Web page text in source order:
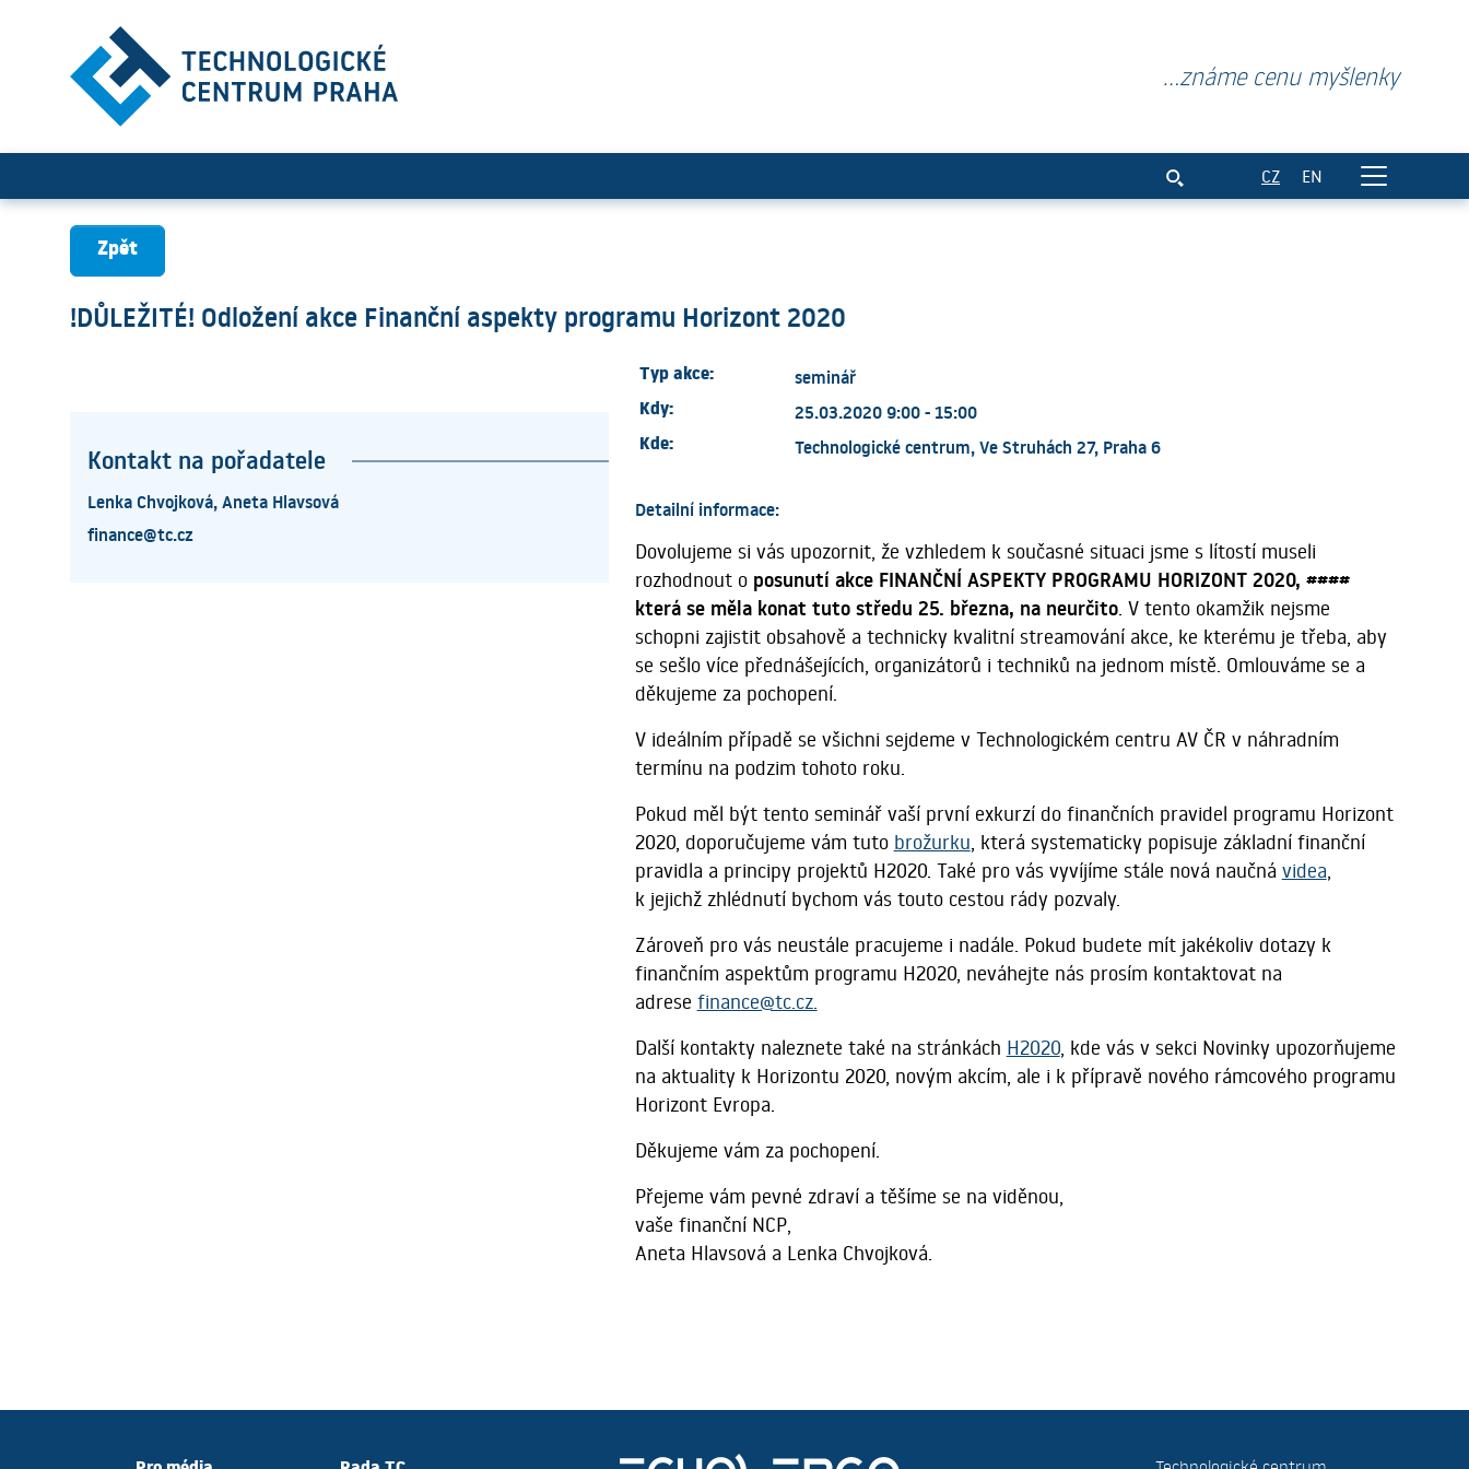
!DŮLEŽITÉ! Odložení akce Finanční aspekty programu Horizont 2020
...známe cenu myšlenky
CZ EN
Zpět
!DŮLEŽITÉ! Odložení akce Finanční aspekty programu Horizont 2020
Kontakt na pořadatele
Lenka Chvojková, Aneta Hlavsová
finance@tc.cz
Typ akce: seminář
Kdy: 25.03.2020 9:00 - 15:00
Kde: Technologické centrum, Ve Struhách 27, Praha 6
Detailní informace:
Dovolujeme si vás upozornit, že vzhledem k současné situaci jsme s lítostí museli
rozhodnout o posunutí akce FINANČNÍ ASPEKTY PROGRAMU HORIZONT 2020, ####
která se měla konat tuto středu 25. března, na neurčito. V tento okamžik nejsme
schopni zajistit obsahově a technicky kvalitní streamování akce, ke kterému je třeba, aby
se sešlo více přednášejících, organizátorů i techniků na jednom místě. Omlouváme se a
děkujeme za pochopení.
V ideálním případě se všichni sejdeme v Technologickém centru AV ČR v náhradním
termínu na podzim tohoto roku.
Pokud měl být tento seminář vaší první exkurzí do finančních pravidel programu Horizont
2020, doporučujeme vám tuto brožurku, která systematicky popisuje základní finanční
pravidla a principy projektů H2020. Také pro vás vyvíjíme stále nová naučná videa,
k jejichž zhlédnutí bychom vás touto cestou rády pozvaly.
Zároveň pro vás neustále pracujeme i nadále. Pokud budete mít jakékoliv dotazy k
finančním aspektům programu H2020, neváhejte nás prosím kontaktovat na
adrese finance@tc.cz.
Další kontakty naleznete také na stránkách H2020, kde vás v sekci Novinky upozorňujeme
na aktuality k Horizontu 2020, novým akcím, ale i k přípravě nového rámcového programu
Horizont Evropa.
Děkujeme vám za pochopení.
Přejeme vám pevné zdraví a těšíme se na viděnou,
vaše finanční NCP,
Aneta Hlavsová a Lenka Chvojková.